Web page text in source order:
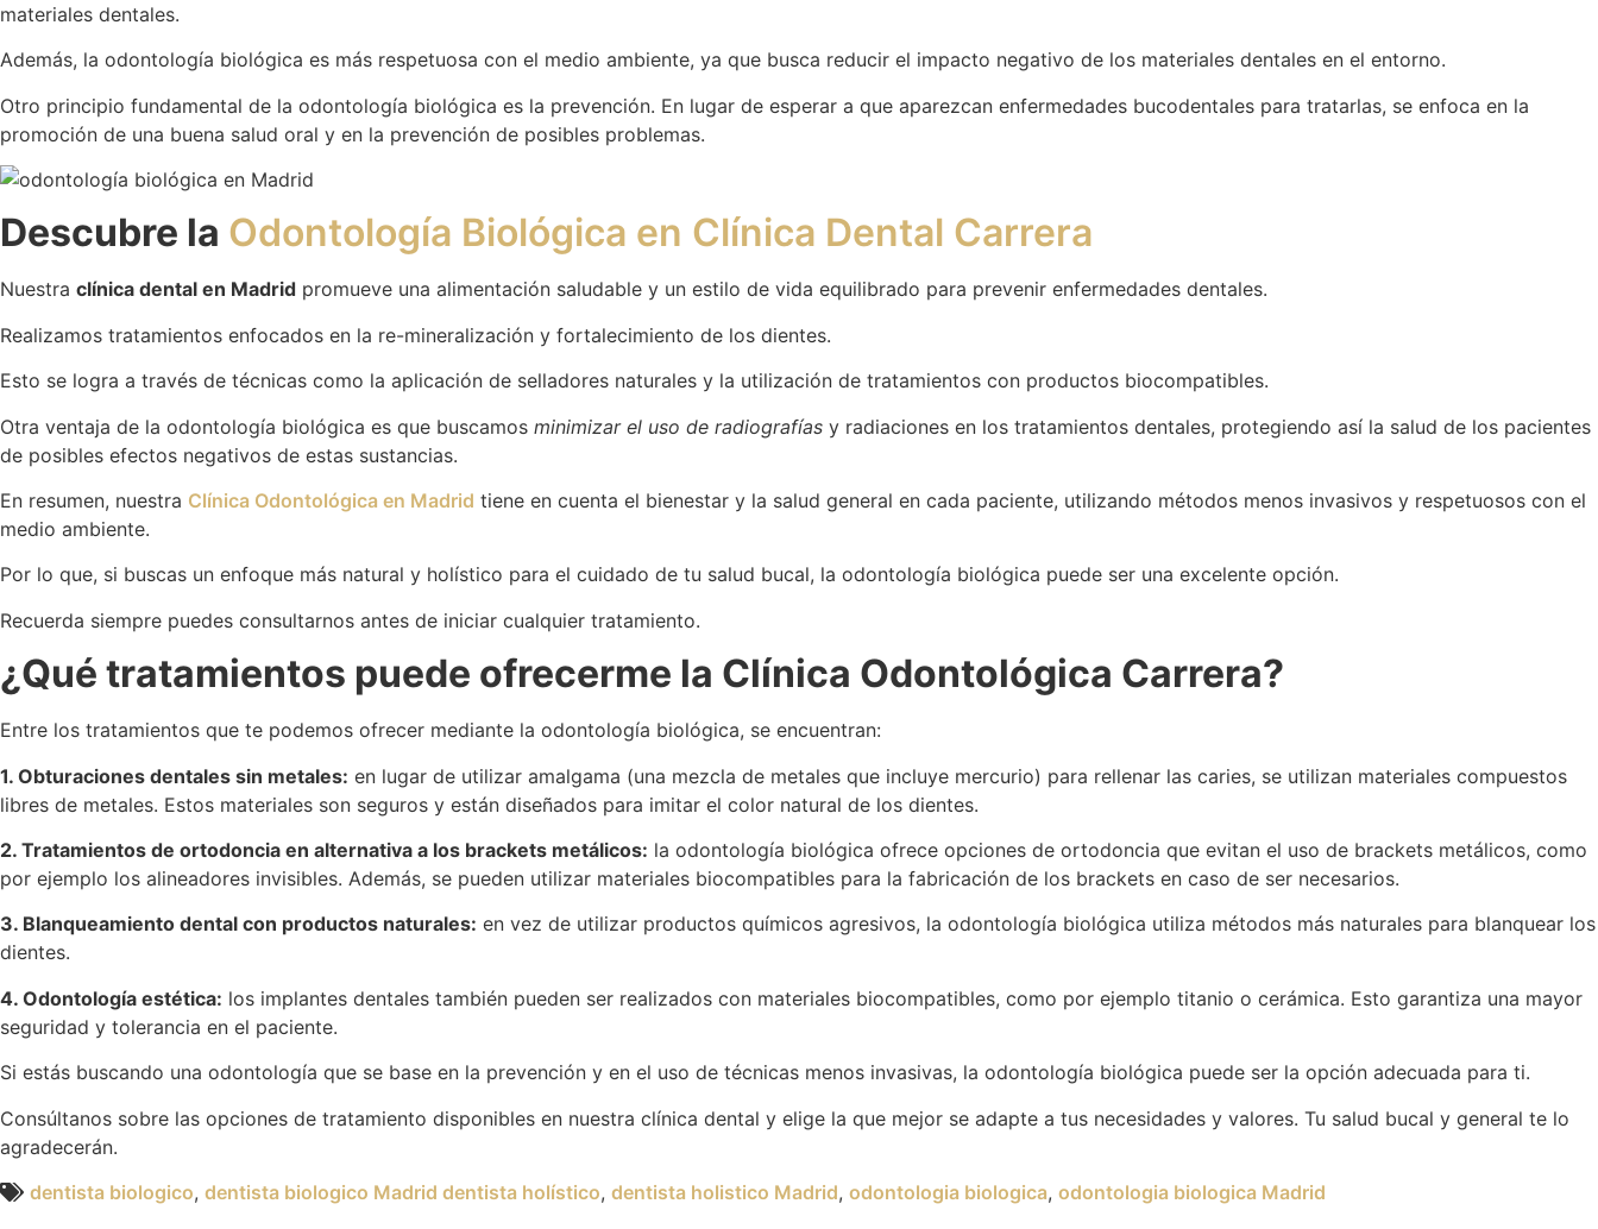
materiales dentales.
Además, la odontología biológica es más respetuosa con el medio ambiente, ya que busca reducir el impacto negativo de los materiales dentales en el entorno.
Otro principio fundamental de la odontología biológica es la prevención. En lugar de esperar a que aparezcan enfermedades bucodentales para tratarlas, se enfoca en la
promoción de una buena salud oral y en la prevención de posibles problemas.
Descubre la Odontología Biológica en Clínica Dental Carrera
Nuestra clínica dental en Madrid promueve una alimentación saludable y un estilo de vida equilibrado para prevenir enfermedades dentales.
Realizamos tratamientos enfocados en la re-mineralización y fortalecimiento de los dientes.
Esto se logra a través de técnicas como la aplicación de selladores naturales y la utilización de tratamientos con productos biocompatibles.
Otra ventaja de la odontología biológica es que buscamos minimizar el uso de radiografías y radiaciones en los tratamientos dentales, protegiendo así la salud de los pacientes
de posibles efectos negativos de estas sustancias.
En resumen, nuestra Clínica Odontológica en Madrid tiene en cuenta el bienestar y la salud general en cada paciente, utilizando métodos menos invasivos y respetuosos con el
medio ambiente.
Por lo que, si buscas un enfoque más natural y holístico para el cuidado de tu salud bucal, la odontología biológica puede ser una excelente opción.
Recuerda siempre puedes consultarnos antes de iniciar cualquier tratamiento.
¿Qué tratamientos puede ofrecerme la Clínica Odontológica Carrera?
Entre los tratamientos que te podemos ofrecer mediante la odontología biológica, se encuentran:
1. Obturaciones dentales sin metales: en lugar de utilizar amalgama (una mezcla de metales que incluye mercurio) para rellenar las caries, se utilizan materiales compuestos
libres de metales. Estos materiales son seguros y están diseñados para imitar el color natural de los dientes.
2. Tratamientos de ortodoncia en alternativa a los brackets metálicos: la odontología biológica ofrece opciones de ortodoncia que evitan el uso de brackets metálicos, como
por ejemplo los alineadores invisibles. Además, se pueden utilizar materiales biocompatibles para la fabricación de los brackets en caso de ser necesarios.
3. Blanqueamiento dental con productos naturales: en vez de utilizar productos químicos agresivos, la odontología biológica utiliza métodos más naturales para blanquear los
dientes.
4. Odontología estética: los implantes dentales también pueden ser realizados con materiales biocompatibles, como por ejemplo titanio o cerámica. Esto garantiza una mayor
seguridad y tolerancia en el paciente.
Si estás buscando una odontología que se base en la prevención y en el uso de técnicas menos invasivas, la odontología biológica puede ser la opción adecuada para ti.
Consúltanos sobre las opciones de tratamiento disponibles en nuestra clínica dental y elige la que mejor se adapte a tus necesidades y valores. Tu salud bucal y general te lo
agradecerán.
dentista biologico, dentista biologico Madrid dentista holístico, dentista holistico Madrid, odontologia biologica, odontologia biologica Madrid